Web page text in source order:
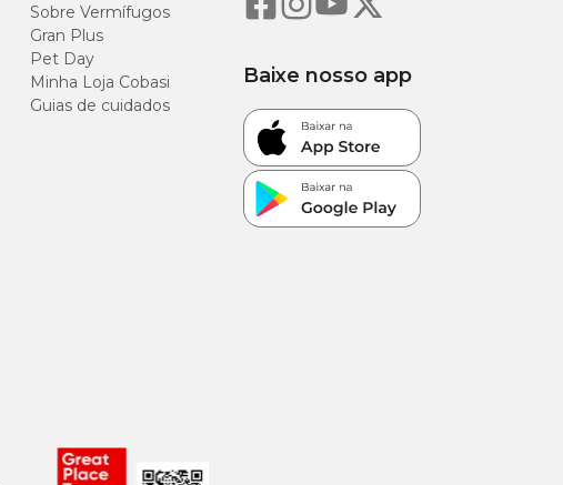
Sobre Vermífugos
Gran Plus
Pet Day
Minha Loja Cobasi
Guias de cuidados
Baixe nosso app